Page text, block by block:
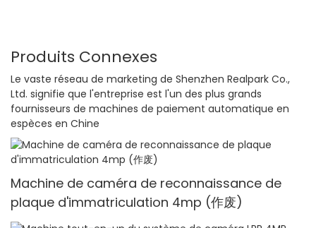
Produits Connexes
Le vaste réseau de marketing de Shenzhen Realpark Co.,
Ltd. signifie que l'entreprise est l'un des plus grands
fournisseurs de machines de paiement automatique en
espèces en Chine
Machine de caméra de reconnaissance de
plaque d'immatriculation 4mp (作废)